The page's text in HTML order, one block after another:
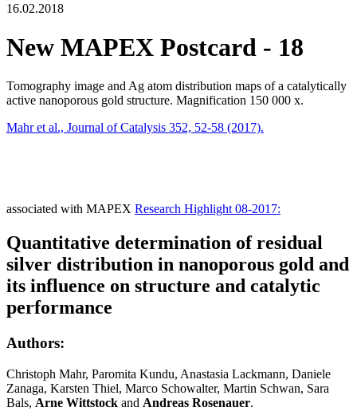
16.02.2018
New MAPEX Postcard - 18
Tomography image and Ag atom distribution maps of a catalytically
active nanoporous gold structure. Magnification 150 000 x.
Mahr et al., Journal of Catalysis 352, 52-58 (2017).
associated with MAPEX Research Highlight 08-2017:
Quantitative determination of residual
silver distribution in nanoporous gold and
its influence on structure and catalytic
performance
Authors:
Christoph Mahr, Paromita Kundu, Anastasia Lackmann, Daniele
Zanaga, Karsten Thiel, Marco Schowalter, Martin Schwan, Sara
Bals, Arne Wittstock and Andreas Rosenauer.